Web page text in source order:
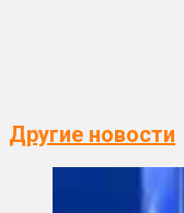
Другие новости